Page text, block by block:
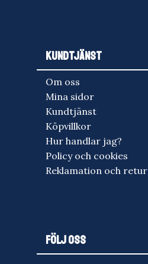
KUNDTJÄNST
Om oss
Mina sidor
Kundtjänst
Köpvillkor
Hur handlar jag?
Policy och cookies
Reklamation och retur
FÖLJ OSS